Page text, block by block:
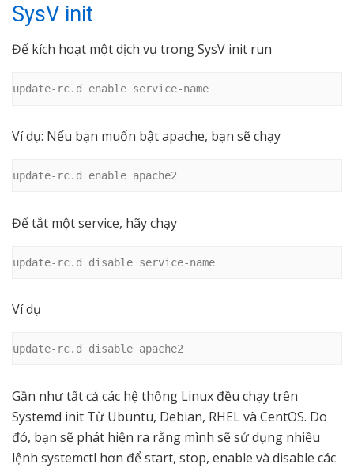
SysV init
Để kích hoạt một dịch vụ trong SysV init run
update-rc.d enable service-name
Ví dụ: Nếu bạn muốn bật apache, bạn sẽ chạy
update-rc.d enable apache2
Để tắt một service, hãy chạy
update-rc.d disable service-name
Ví dụ
update-rc.d disable apache2
Gần như tất cả các hệ thống Linux đều chạy trên
Systemd init Từ Ubuntu, Debian, RHEL và CentOS. Do
đó, bạn sẽ phát hiện ra rằng mình sẽ sử dụng nhiều
lệnh systemctl hơn để start, stop, enable và disable các